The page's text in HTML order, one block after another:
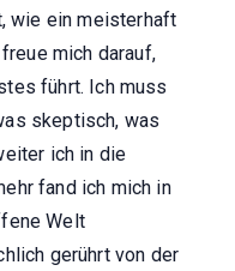
wie ein meisterhaft
mich darauf,
führt. Ich muss
skeptisch, was
ich in die
fand ich mich in
Welt
gerührt von der